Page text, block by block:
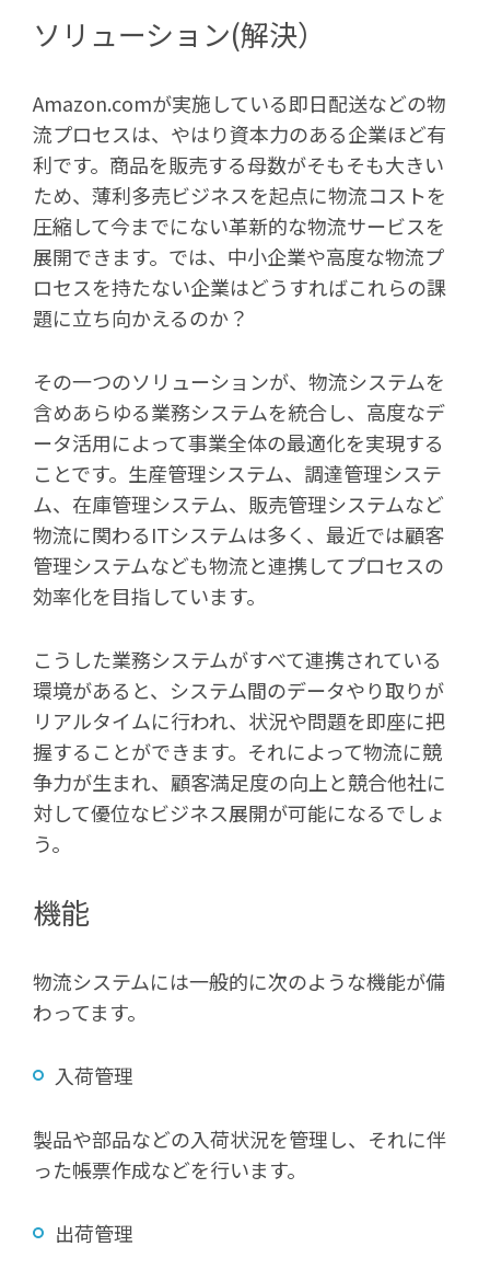
ソリューション(解決）
Amazon.comが実施している即日配送などの物
流プロセスは、やはり資本力のある企業ほど有
利です。商品を販売する母数がそもそも大きい
ため、薄利多売ビジネスを起点に物流コストを
圧縮して今までにない革新的な物流サービスを
展開できます。では、中小企業や高度な物流プ
ロセスを持たない企業はどうすればこれらの課
題に立ち向かえるのか？
その一つのソリューションが、物流システムを
含めあらゆる業務システムを統合し、高度なデ
ータ活用によって事業全体の最適化を実現する
ことです。生産管理システム、調達管理システ
ム、在庫管理システム、販売管理システムなど
物流に関わるITシステムは多く、最近では顧客
管理システムなども物流と連携してプロセスの
効率化を目指しています。
こうした業務システムがすべて連携されている
環境があると、システム間のデータやり取りが
リアルタイムに行われ、状況や問題を即座に把
握することができます。それによって物流に競
争力が生まれ、顧客満足度の向上と競合他社に
対して優位なビジネス展開が可能になるでしょ
う。
機能
物流システムには一般的に次のような機能が備
わってます。
入荷管理
製品や部品などの入荷状況を管理し、それに伴
った帳票作成などを行います。
出荷管理